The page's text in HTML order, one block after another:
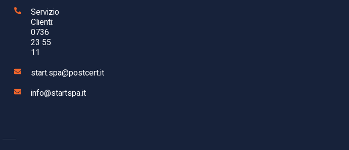
Servizio
Clienti:
0736
23 55
11
start.spa@postcert.it
info@startspa.it